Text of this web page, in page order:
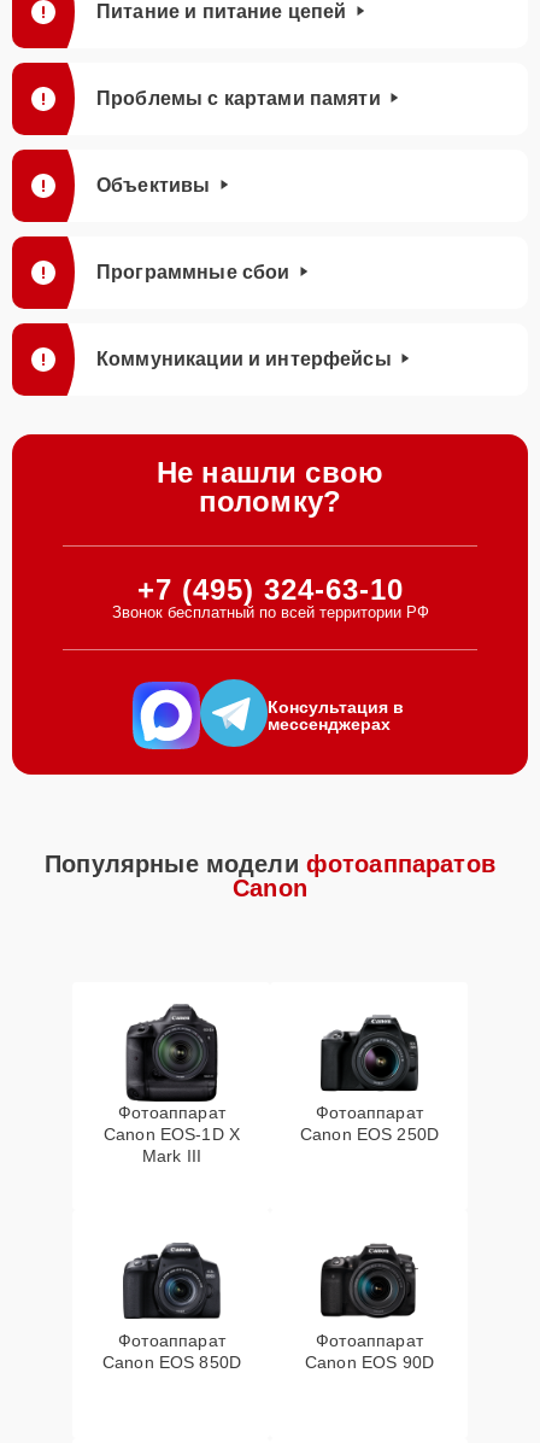
Питание и питание цепей
Проблемы с картами памяти
Объективы
Программные сбои
Коммуникации и интерфейсы
Не нашли свою
поломку?
+7 (495) 324-63-10
Звонок бесплатный по всей территории РФ
Консультация в
мессенджерах
Популярные модели фотоаппаратов
Canon
Фотоаппарат
Canon EOS‑1D X
Mark III
Фотоаппарат
Canon EOS 250D
Фотоаппарат
Canon EOS 850D
Фотоаппарат
Canon EOS 90D